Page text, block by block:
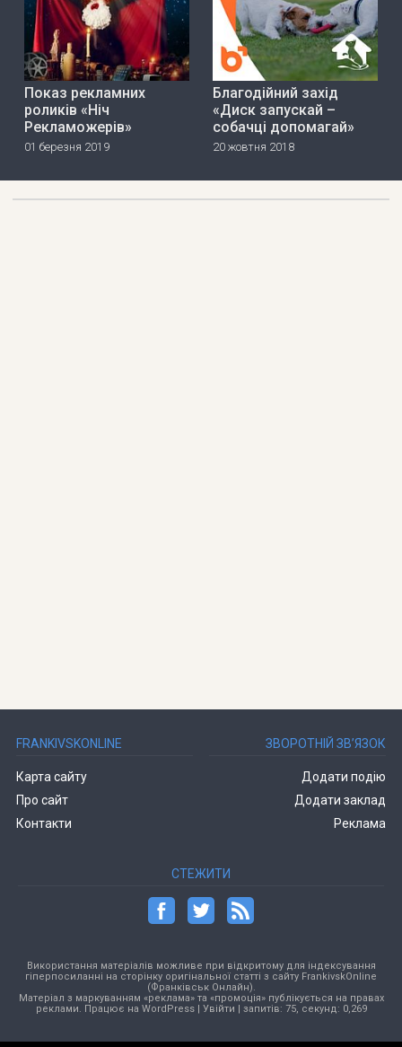
Показ рекламних
роликів «Ніч
Рекламожерів»
01 березня 2019
Благодійний захід
«Диск запускай –
собачці допомагай»
20 жовтня 2018
FRANKIVSKONLINE
Карта сайту
Про сайт
Контакти
ЗВОРОТНІЙ ЗВ’ЯЗОК
Додати подію
Додати заклад
Реклама
СТЕЖИТИ
Використання матеріалів можливе при відкритому для індексування
гіперпосиланні на сторінку оригінальної статті з сайту FrankivskOnline
(Франківськ Онлайн).
Матеріал з маркуванням «реклама» та «промоція» публікується на правах
реклами. Працює на WordPress| Увійти | запитів: 75, секунд: 0,269